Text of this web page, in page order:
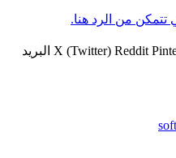
من الرد هنا.
X (Twitter) Reddit
البريد